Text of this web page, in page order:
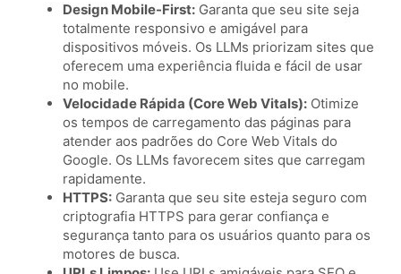
Design Mobile-First: Garanta que seu site seja
totalmente responsivo e amigável para
dispositivos móveis. Os LLMs priorizam sites que
oferecem uma experiência fluida e fácil de usar
no mobile.
Velocidade Rápida (Core Web Vitals): Otimize
os tempos de carregamento das páginas para
atender aos padrões do Core Web Vitals do
Google. Os LLMs favorecem sites que carregam
rapidamente.
HTTPS: Garanta que seu site esteja seguro com
criptografia HTTPS para gerar confiança e
segurança tanto para os usuários quanto para os
motores de busca.